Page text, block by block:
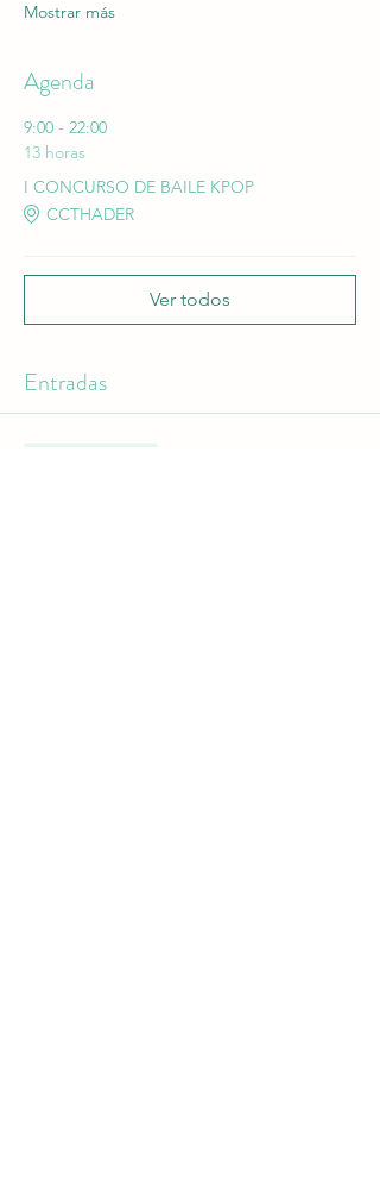
Mostrar más
Agenda
9:00 - 22:00
13 horas
I CONCURSO DE BAILE KPOP
CCTHADER
Ver todos
Entradas